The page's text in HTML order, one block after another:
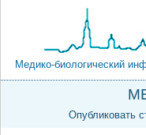
Медико-биологический
Опубликовать